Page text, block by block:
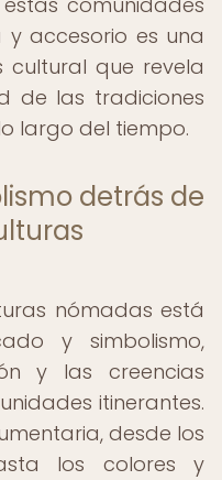
accesorio es una
cultural que revela
de las tradiciones
largo del tiempo.
detrás de
nómadas está
y simbolismo,
y las creencias
itinerantes.
desde los
los colores y